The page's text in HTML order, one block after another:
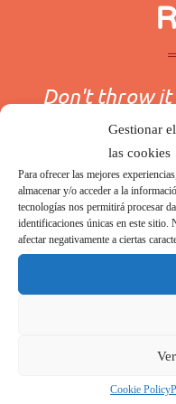
Gestionar
las cookies
Para ofrecer las mejores
almacenar y/o acceder a la
tecnologías nos permitirá procesar
identificaciones únicas en este sitio.
afectar negativamente a ciertas
Cookie Policy
Don't throw it
Reuse and